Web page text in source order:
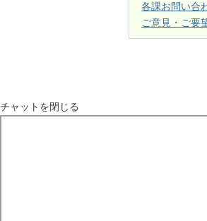
各課お問い合
ご意見・ご要
チャットを閉じる